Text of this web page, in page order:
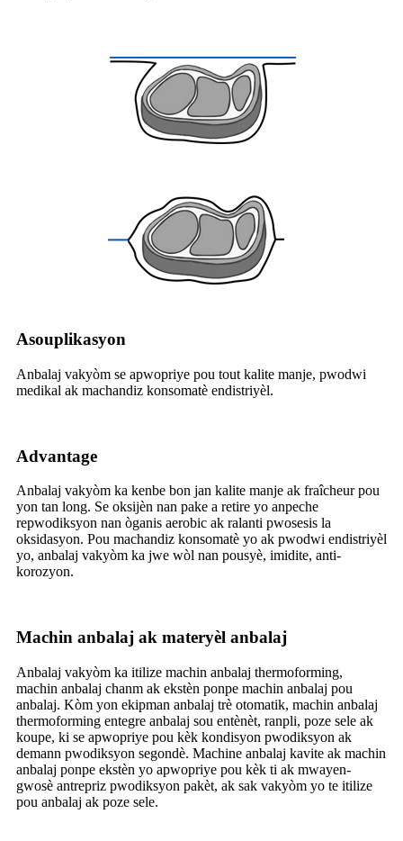
Asouplikasyon
Anbalaj vakyòm se apwopriye pou tout kalite manje, pwodwi
medikal ak machandiz konsomatè endistriyèl.
Advantage
Anbalaj vakyòm ka kenbe bon jan kalite manje ak fraîcheur pou
yon tan long. Se oksijèn nan pake a retire yo anpeche
repwodiksyon nan òganis aerobic ak ralanti pwosesis la
oksidasyon. Pou machandiz konsomatè yo ak pwodwi endistriyèl
yo, anbalaj vakyòm ka jwe wòl nan pousyè, imidite, anti-
korozyon.
Machin anbalaj ak materyèl anbalaj
Anbalaj vakyòm ka itilize machin anbalaj thermoforming,
machin anbalaj chanm ak ekstèn ponpe machin anbalaj pou
anbalaj. Kòm yon ekipman anbalaj trè otomatik, machin anbalaj
thermoforming entegre anbalaj sou entènèt, ranpli, poze sele ak
koupe, ki se apwopriye pou kèk kondisyon pwodiksyon ak
demann pwodiksyon segondè. Machine anbalaj kavite ak machin
anbalaj ponpe ekstèn yo apwopriye pou kèk ti ak mwayen-
gwosè antrepriz pwodiksyon pakèt, ak sak vakyòm yo te itilize
pou anbalaj ak poze sele.